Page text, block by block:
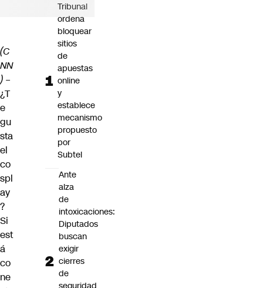
(C
NN
) –
¿T
e
gu
sta
el
co
spl
ay
?
Si
est
á
co
ne
Tribunal
ordena
bloquear
sitios
de
apuestas
online
y
establece
mecanismo
propuesto
por
Subtel
Ante
alza
de
intoxicaciones:
Diputados
buscan
exigir
cierres
de
seguridad